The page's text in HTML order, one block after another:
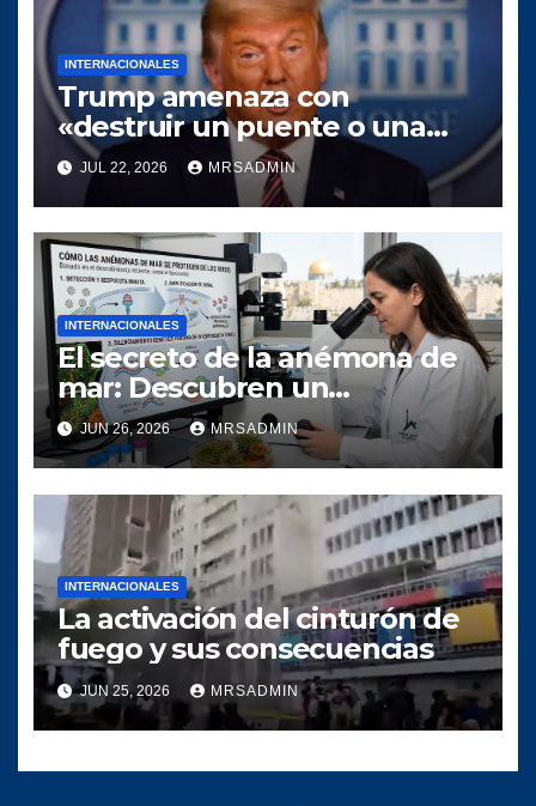
INTERNACIONALES
Trump amenaza con
«destruir un puente o una
central eléctrica» en Irán por
cada buque que sea atacado
en Ormuz
JUL 22, 2026 MRSADMIN
INTERNACIONALES
El secreto de la anémona de
mar: Descubren un
mecanismo antiviral que
«pone de cabeza» la
inmunología humana
JUN 26, 2026 MRSADMIN
INTERNACIONALES
La activación del cinturón de
fuego y sus consecuencias
JUN 25, 2026 MRSADMIN